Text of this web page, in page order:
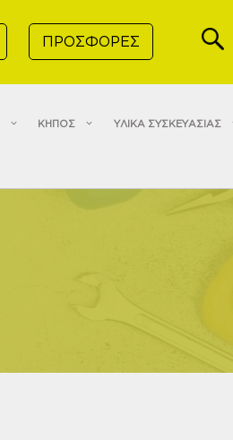
ΠΡΟΣΦΟΡΕΣ
ΚΗΠΟΣ ΥΛΙΚΑ ΣΥΣΚΕΥΑΣΙΑΣ